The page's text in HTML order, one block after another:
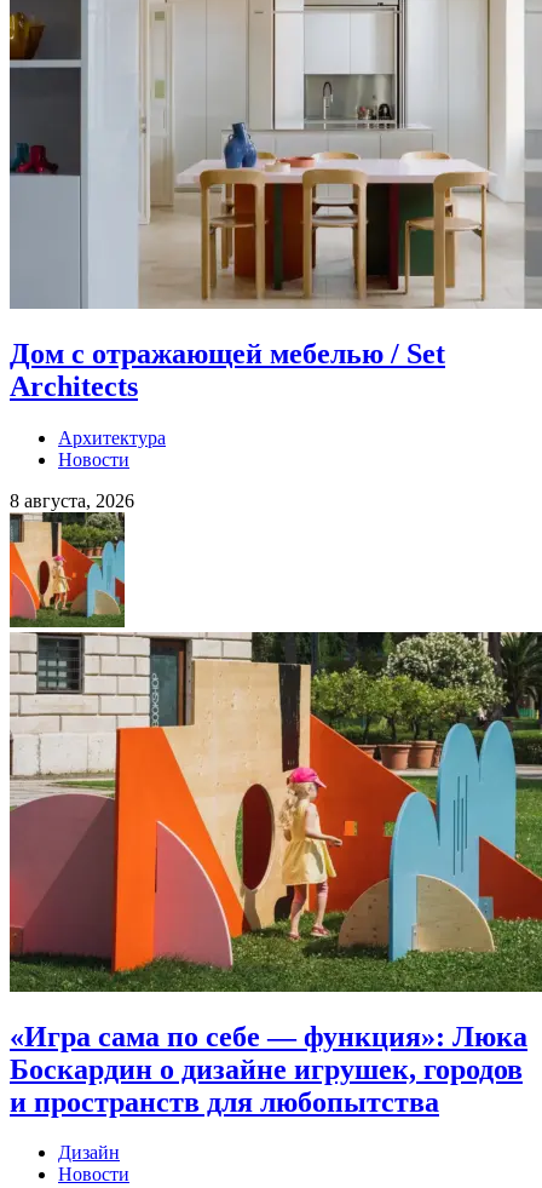
Дом с отражающей мебелью / Set
Architects
Архитектура
Новости
8 августа, 2026
«Игра сама по себе — функция»: Люка
Боскардин о дизайне игрушек, городов
и пространств для любопытства
Дизайн
Новости